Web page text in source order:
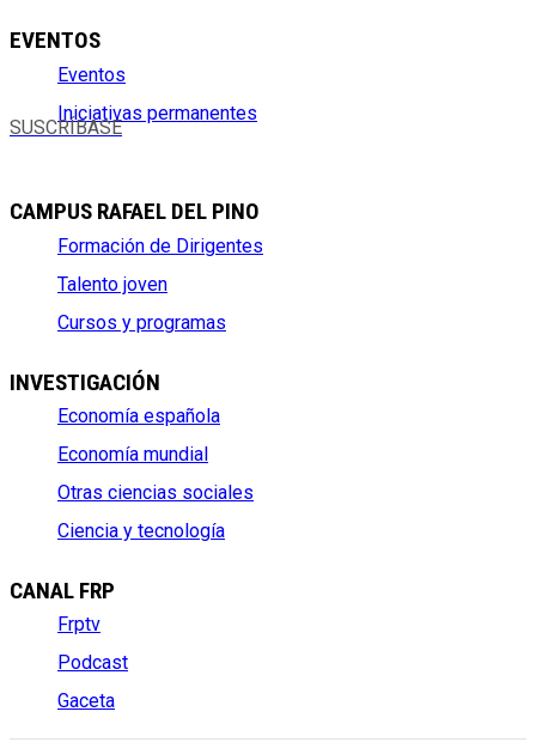
EVENTOS
Eventos
Iniciativas permanentes
SUSCRÍBASE
CAMPUS RAFAEL DEL PINO
Formación de Dirigentes
Talento joven
Cursos y programas
INVESTIGACIÓN
Economía española
Economía mundial
Otras ciencias sociales
Ciencia y tecnología
CANAL FRP
Frptv
Podcast
Gaceta